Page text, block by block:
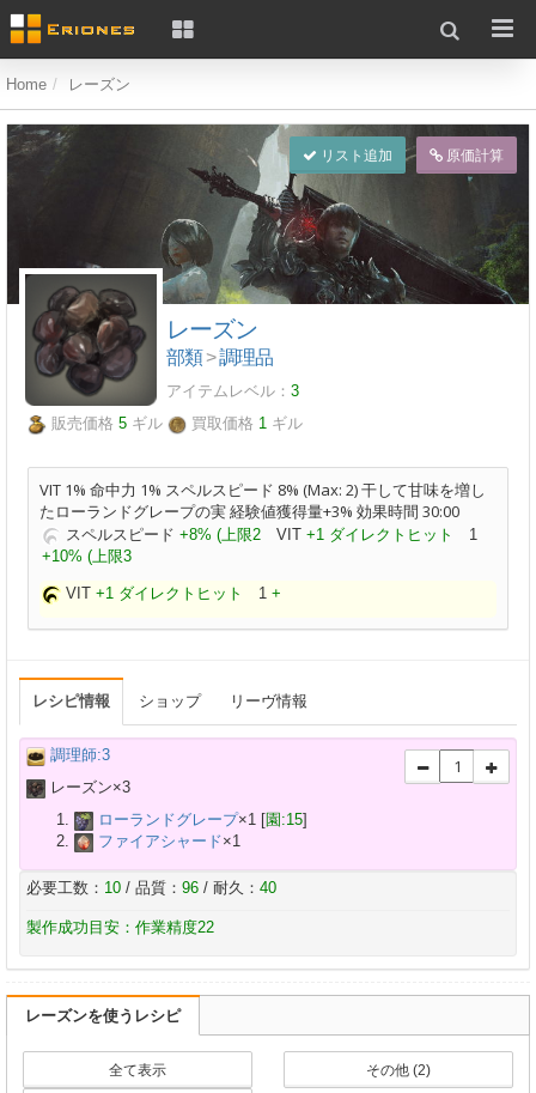
Home レーズン
リスト追加 原価計算
レーズン
部類>調理品
アイテムレベル： 3
販売価格 5 ギル 買取価格 1 ギル
VIT 1% 命中力 1% スペルスピード 8% (Max: 2) 干して甘味を増し
たローランドグレープの実 経験値獲得量+3% 効果時間 30:00
スペルスピード +8% (上限2 VIT +1 ダイレクトヒット
1
+10% (上限3
VIT +1 ダイレクトヒット 1 +
レシピ情報 ショップ リーヴ情報
調理師:3
レーズン×3
ローランドグレープ×1 [園:15]
ファイアシャード×1
必要工数： 10 / 品質： 96 / 耐久： 40
製作成功目安：作業精度22
レーズンを使うレシピ
全て表示 その他 (2)